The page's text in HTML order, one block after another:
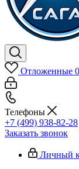
Отложенные 0
Телефоны
+7 (499) 938-82-28
Заказать звонок
Личный